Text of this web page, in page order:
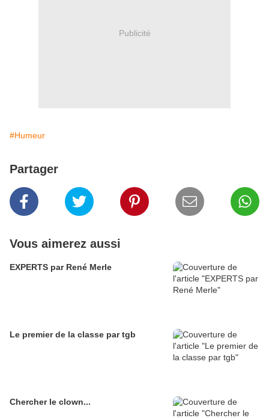
Publicité
#Humeur
Partager
Vous aimerez aussi
EXPERTS par René Merle
Le premier de la classe par tgb
Chercher le clown...